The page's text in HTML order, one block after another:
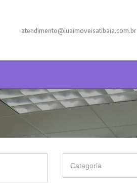
atendimento@luaimoveisatibaia.com.br